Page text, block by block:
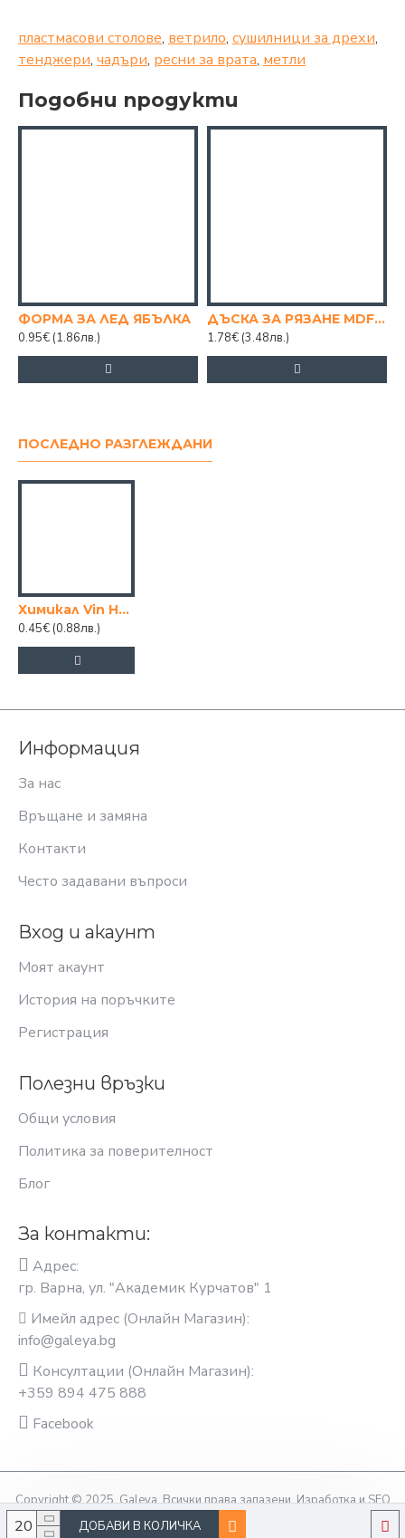
ДОБАВИ В КОЛИЧКА
пластмасови столове, ветрило, сушилници за дрехи,
тенджери, чадъри, ресни за врата, метли
Подобни продукти
ФОРМА ЗА ЛЕД ЯБЪЛКА
0.95€ (1.86лв.)
ДЪСКА ЗА РЯЗАНЕ MDF КРЪГ 30СМ.
1.78€ (3.48лв.)
ПОСЛЕДНО РАЗГЛЕЖДАНИ
Химикал Vin Hannah
0.45€ (0.88лв.)
Информация
За нас
Връщане и замяна
Контакти
Често задавани въпроси
Вход и акаунт
Моят акаунт
История на поръчките
Регистрация
Полезни връзки
Общи условия
Политика за поверителност
Блог
За контакти:
Адрес:
гр. Варна, ул. "Академик Курчатов" 1
Имейл адрес (Онлайн Магазин):
info@galeya.bg
Консултации (Онлайн Магазин):
+359 894 475 888
Facebook
Copyright © 2025, Galeya, Всички права запазени. Изработка и SEO
оптимизация OptimiziraiMe.bg